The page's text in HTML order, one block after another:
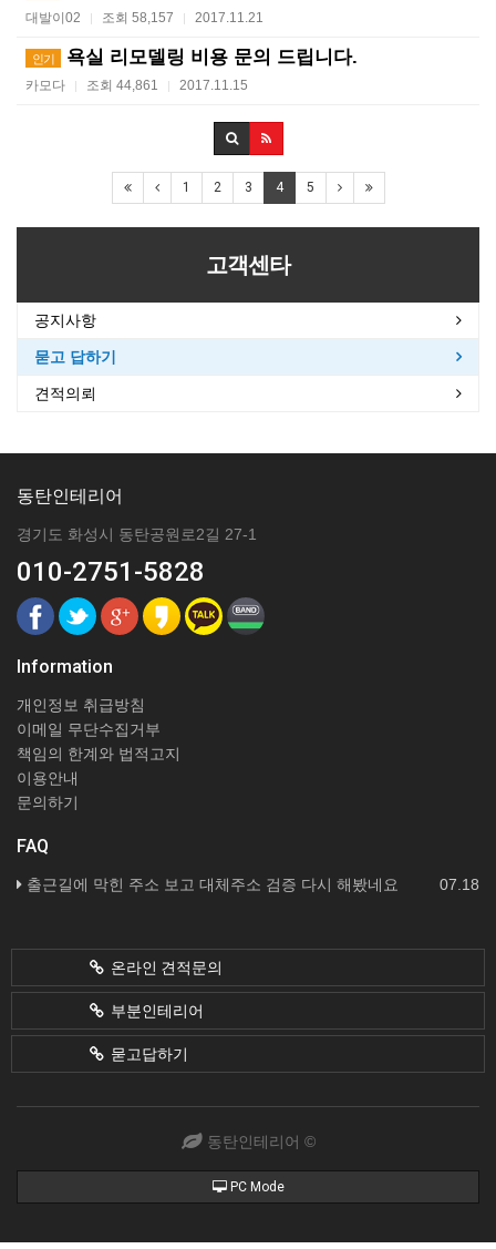
대발이02 | 조회 58,157 | 2017.11.21
인기 욕실 리모델링 비용 문의 드립니다.
카모다 | 조회 44,861 | 2017.11.15
1 2 3 4 5
고객센타
공지사항
묻고 답하기
견적의뢰
동탄인테리어
경기도 화성시 동탄공원로2길 27-1
010-2751-5828
Information
개인정보 취급방침
이메일 무단수집거부
책임의 한계와 법적고지
이용안내
문의하기
FAQ
07.18
출근길에 막힌 주소 보고 대체주소 검증 다시 해봤네요
온라인 견적문의
부분인테리어
묻고답하기
동탄인테리어 ©
PC Mode